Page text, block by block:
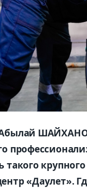
такого
«Даулет».